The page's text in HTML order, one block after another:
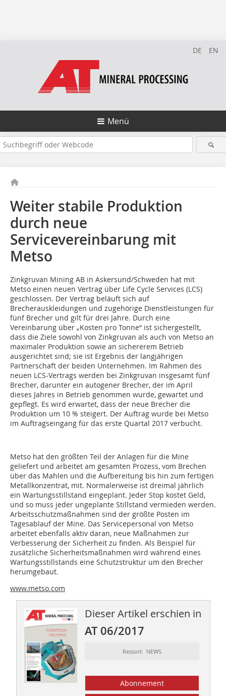
DE EN
Menü
Weiter stabile Produktion
durch neue
Servicevereinbarung mit
Metso
Zinkgruvan Mining AB in Askersund/Schweden hat mit
Metso einen neuen Vertrag über Life Cycle Services (LCS)
geschlossen. Der Vertrag beläuft sich auf
Brecherauskleidungen und zugehörige Dienstleistungen für
fünf Brecher und gilt für drei Jahre. Durch eine
Vereinbarung über „Kosten pro Tonne“ ist sichergestellt,
dass die Ziele sowohl von Zinkgruvan als auch von Metso an
maximaler Produktion sowie an sichererem Betrieb
ausgerichtet sind; sie ist Ergebnis der langjährigen
Partnerschaft der beiden Unternehmen. Im Rahmen des
neuen LCS-Vertrags werden bei Zinkgruvan insgesamt fünf
Brecher, darunter ein autogener Brecher, der im April
dieses Jahres in Betrieb genommen wurde, gewartet und
gepflegt. Es wird erwartet, dass der neue Brecher die
Produktion um 10 % steigert. Der Auftrag wurde bei Metso
im Auftragseingang für das erste Quartal 2017 verbucht.
Metso hat den größten Teil der Anlagen für die Mine
geliefert und arbeitet am gesamten Prozess, vom Brechen
über das Mahlen und die Aufbereitung bis hin zum fertigen
Metallkonzentrat, mit. Normalerweise ist dreimal jährlich
ein Wartungsstillstand eingeplant. Jeder Stop kostet Geld,
und so muss jeder ungeplante Stillstand vermieden werden.
Arbeitsschutzmaßnahmen sind der größte Posten im
Tagesablauf der Mine. Das Servicepersonal von Metso
arbeitet ebenfalls aktiv daran, neue Maßnahmen zur
Verbesserung der Sicherheit zu finden. Als Beispiel für
zusätzliche Sicherheitsmaßnahmen wird während eines
Wartungsstillstands eine Schutzstruktur um den Brecher
herumgebaut.
www.metso.com
Dieser Artikel erschien in
AT 06/2017
Ressort: NEWS
Abonnement